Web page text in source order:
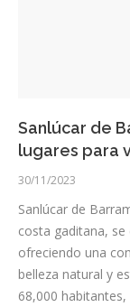
Sanlúcar de
lugares para
30/11/2023
Sanlúcar de
costa gaditana,
ofreciendo una
belleza natural y
68,000